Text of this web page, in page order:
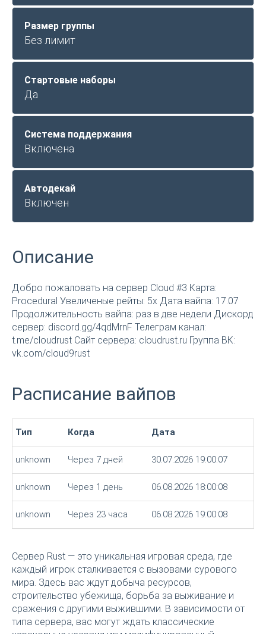
Размер группы
Без лимит
Стартовые наборы
Да
Система поддержания
Включена
Автодекай
Включен
Описание
Добро пожаловать на сервер Cloud #3 Карта:
Procedural Увеличеные рейты: 5x Дата вайпа: 17.07
Продолжительность вайпа: раз в две недели Дискорд
сервер: discord.gg/4qdMrnF Телеграм канал:
t.me/cloudrust Сайт сервера: cloudrust.ru Группа ВК:
vk.com/cloud9rust
Расписание вайпов
Тип Когда Дата
unknown Через 7 дней 30.07.2026 19:00:07
unknown Через 1 день 06.08.2026 18:00:08
unknown Через 23 часа 06.08.2026 19:00:08
Сервер Rust — это уникальная игровая среда, где
каждый игрок сталкивается с вызовами сурового
мира. Здесь вас ждут добыча ресурсов,
строительство убежища, борьба за выживание и
сражения с другими выжившими. В зависимости от
типа сервера, вас могут ждать классические